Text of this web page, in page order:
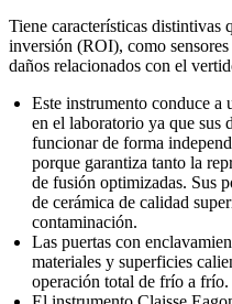
Tiene características distintivas
inversión (ROI), como
daños relacionados con el
Este instrumento conduce
en el laboratorio ya que sus
funcionar de forma
porque garantiza tanto la
de fusión optimizadas. Sus
de cerámica de calidad
contaminación.
Las puertas con
materiales y superficies
operación total de frío a frío.